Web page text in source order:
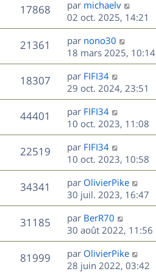
e
n
i
e
r
m
e
s
s
a
g
e
17868V
u
s
D
e
r
n
i
e
r
m
e
s
s
a
g
e
par michaelv
02 oct. 2025, 14:21
21361
u
D
e
r
n
i
e
r
m
e
s
s
a
g
e
par nono30
18 mars 2025, 10:14
18307V
u
s
D
e
r
n
i
e
r
m
e
s
s
a
g
e
par FIFI34
29 oct. 2024, 23:51
44401
u
D
e
r
n
i
e
r
m
e
s
s
a
g
e
par FIFI34
10 oct. 2023, 11:08
22519V
u
D
e
r
n
i
e
r
m
e
s
s
par FIFI34
10 oct. 2023, 10:58
34341
u
s
D
e
r
n
i
e
r
m
par OlivierPike
30 juil. 2023, 16:47
31185V
u
D
e
r
n
i
par BerR70
30 août 2022, 11:56
81999V
D
e
par OlivierPike
28 juin 2022, 03:42